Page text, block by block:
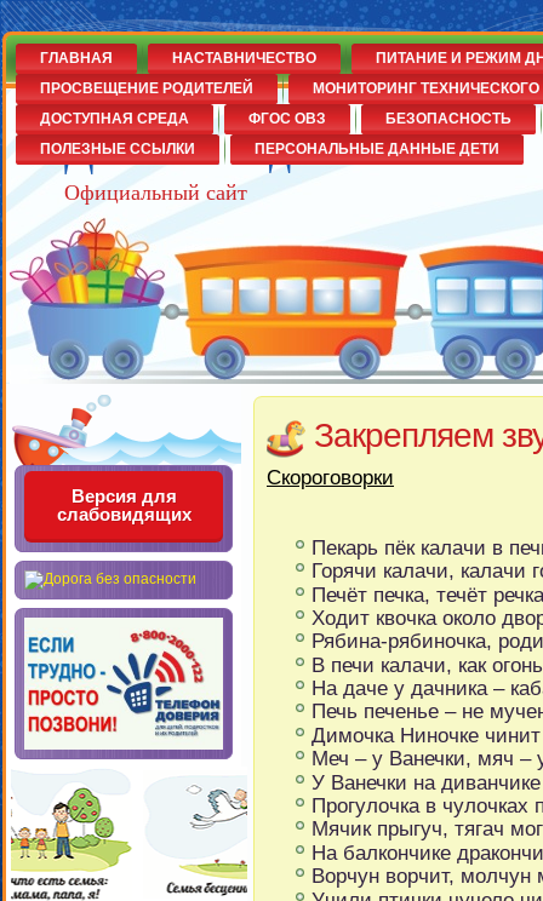
Детский сад№14
Официальный сайт
ГЛАВНАЯ НАСТАВНИЧЕСТВО
ПИТАНИЕ И РЕЖИМ
ПРОСВЕЩЕНИЕ РОДИТЕЛЕЙ
МОНИТОРИНГ
ДОСТУПНАЯ СРЕДА
ФГОС ОВЗ
БЕЗОПАСНОСТЬ
ПОЛЕЗНЫЕ ССЫЛКИ
ПЕРСОНАЛЬНЫЕ ДАННЫЕ ДЕТИ
Версия для
слабовидящих
Закрепляем
Скороговорки
Пекарь пёк калачи в
Горячи калачи, калачи
Печёт печка, течёт
Ходит квочка около
Рябина-рябиночка,
В печи калачи, как
На даче у дачника –
Печь печенье – не
Димочка Ниночке
Меч – у Ванечки, мяч –
У Ванечки на
Прогулочка в чулочках
Мячик прыгуч, тягач
На балкончике
Ворчун ворчит, молчун